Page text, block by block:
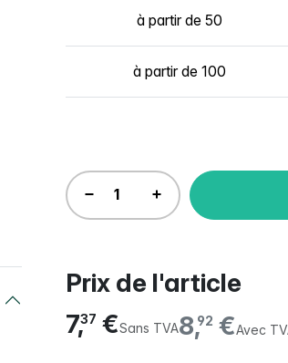
à partir de 50
à partir de 100
Prix de l'article
8,92 €Avec
7,37 €Sans TVA